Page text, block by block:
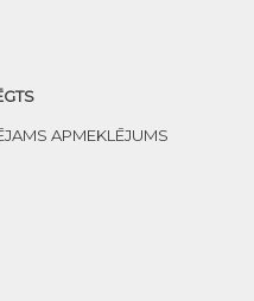
APMEKLĒJUMS